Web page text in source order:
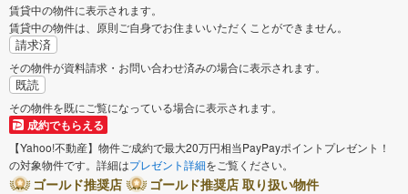
賃貸中の物件に表示されます。
賃貸中の物件は、原則ご自身でお住まいいただくことができません。
請求済
その物件が資料請求・お問い合わせ済みの場合に表示されます。
既読
その物件を既にご覧になっている場合に表示されます。
成約でもらえる
【Yahoo!不動産】物件ご成約で最大20万円相当PayPayポイントプレゼント！
の対象物件です。詳細はプレゼント詳細をご覧ください。
ゴールド推奨店
ゴールド推奨店 取り扱い物件